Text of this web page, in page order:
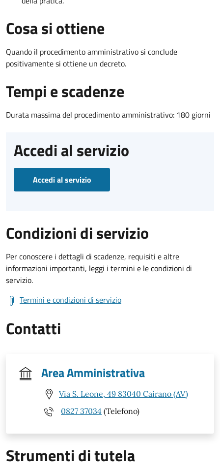
Cosa si ottiene
Quando il procedimento amministrativo si conclude
positivamente si ottiene un decreto.
Tempi e scadenze
Durata massima del procedimento amministrativo: 180 giorni
Accedi al servizio
Accedi al servizio
Condizioni di servizio
Per conoscere i dettagli di scadenze, requisiti e altre
informazioni importanti, leggi i termini e le condizioni di
servizio.
Termini e condizioni di servizio
Contatti
Area Amministrativa
Via S. Leone, 49 83040 Cairano (AV)
0827 37034 (Telefono)
Strumenti di tutela